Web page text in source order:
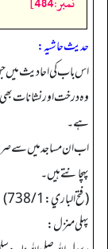
حدیث حاشیہ:
اس باب کی احادیث میں
وہ درخت اورنشانات
ہے۔
اب ان مساجد میں سے
پہچانتے ہیں۔
(فتح الباري: 738/1)
پہلی منزل: